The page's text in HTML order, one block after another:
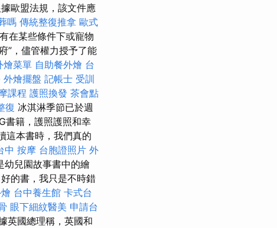
歐盟法規，該文件應
嗎 傳統整復推拿 歐式
在某些條件下或寵物
”，儘管權力授予了能
燴菜單 自助餐外燴 台
外燴擺盤 記帳士 受訓
課程 護照換發 茶會點
復 冰淇淋季節已於週
書籍，護照護照和幸
這本書時，我們真的
中 按摩 台胞證照片 外
幼兒園故事書中的繪
的書，我只是不時錯
台中養生館 卡式台
眼下細紋醫美 申請台
英國總理稱，英國和